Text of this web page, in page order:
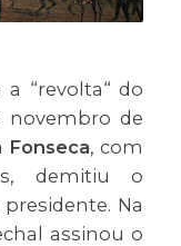
“revolta“ do
novembro de
Fonseca, com
demitiu o
Na
assinou o